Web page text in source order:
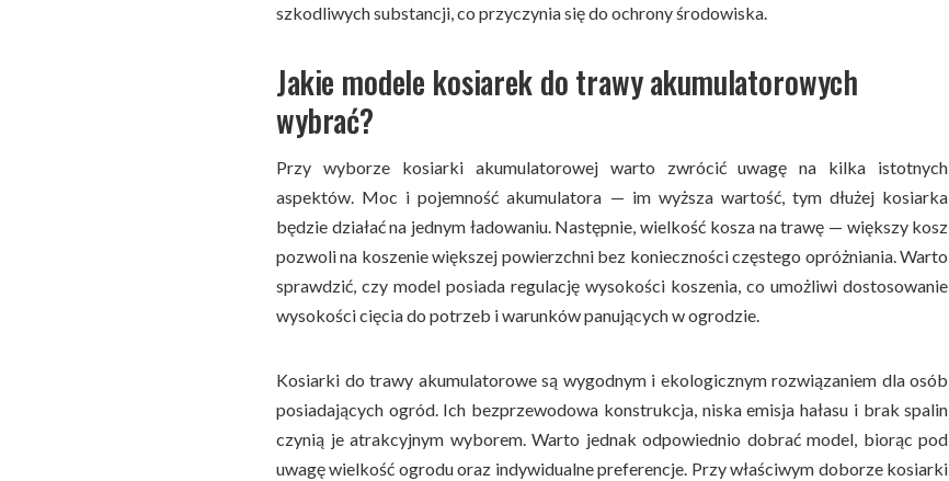
szkodliwych substancji, co przyczynia się do ochrony środowiska.
Jakie modele kosiarek do trawy akumulatorowych
wybrać?
Przy wyborze kosiarki akumulatorowej warto zwrócić uwagę na kilka istotnych
aspektów. Moc i pojemność akumulatora — im wyższa wartość, tym dłużej kosiarka
będzie działać na jednym ładowaniu. Następnie, wielkość kosza na trawę — większy kosz
pozwoli na koszenie większej powierzchni bez konieczności częstego opróżniania. Warto
sprawdzić, czy model posiada regulację wysokości koszenia, co umożliwi dostosowanie
wysokości cięcia do potrzeb i warunków panujących w ogrodzie.
Kosiarki do trawy akumulatorowe są wygodnym i ekologicznym rozwiązaniem dla osób
posiadających ogród. Ich bezprzewodowa konstrukcja, niska emisja hałasu i brak spalin
czynią je atrakcyjnym wyborem. Warto jednak odpowiednio dobrać model, biorąc pod
uwagę wielkość ogrodu oraz indywidualne preferencje. Przy właściwym doborze kosiarki